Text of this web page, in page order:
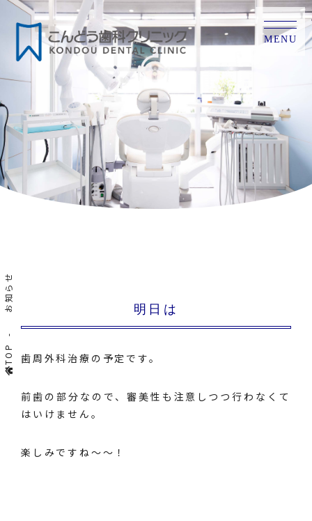
MENU
TOP
お知らせ 明日は
歯周外科治療の予定です。
前歯の部分なので、審美性も注意しつつ行わなくて
はいけません。
楽しみですね～～！